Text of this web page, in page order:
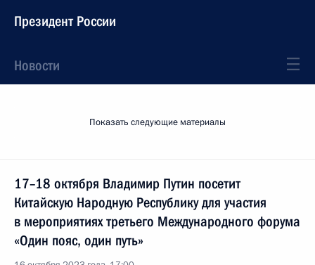
Президент России
Новости
Показать следующие материалы
17–18 октября Владимир Путин посетит
Китайскую Народную Республику для участия
в мероприятиях третьего Международного форума
«Один пояс, один путь»